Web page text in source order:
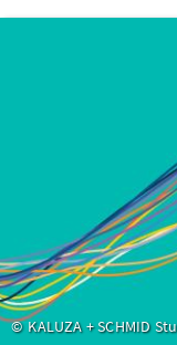
KALUZA + SCHMID